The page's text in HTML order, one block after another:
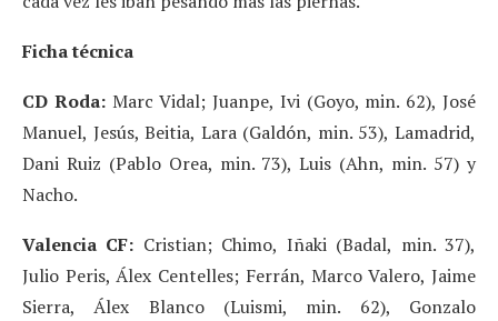
Ficha técnica
CD Roda:Marc Vidal; Juanpe, Ivi (Goyo, min. 62), José
Manuel, Jesús, Beitia, Lara (Galdón, min. 53), Lamadrid,
Dani Ruiz (Pablo Orea, min. 73), Luis (Ahn, min. 57) y
Nacho.
Valencia CF: Cristian; Chimo, Iñaki (Badal, min. 37),
Julio Peris, Álex Centelles; Ferrán, Marco Valero, Jaime
Sierra, Álex Blanco (Luismi, min. 62), Gonzalo